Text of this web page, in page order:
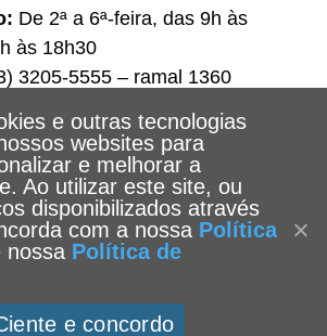
De 2ª a 6ª-feira, das 9h às
às 18h30
3205-5555 – ramal 1360
e outras tecnologias
websites para
e melhorar a
Ao utilizar este site, ou
disponibilizados através
com a nossa Política
nossa Política de
e concordo